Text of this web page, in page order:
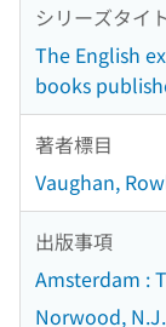
シリーズタイ
The English
books
著者標目
Vaughan,
出版事項
Amsterdam :
Norwood,